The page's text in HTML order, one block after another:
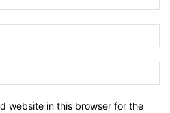
website in this browser for the